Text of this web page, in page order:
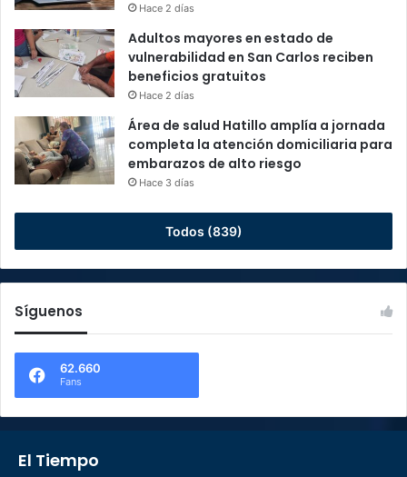
Hace 2 días
Adultos mayores en estado de
vulnerabilidad en San Carlos reciben
beneficios gratuitos
Hace 2 días
Área de salud Hatillo amplía a jornada
completa la atención domiciliaria para
embarazos de alto riesgo
Hace 3 días
Todos (839)
Síguenos
62.660
Fans
El Tiempo